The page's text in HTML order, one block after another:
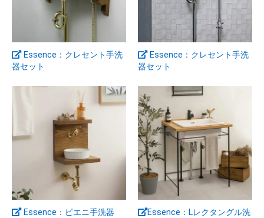
Essence：クレセント手洗
器セット
Essence：クレセント手洗
器セット
Essence：ピエニ手洗器
Essence：Lレクタングル洗